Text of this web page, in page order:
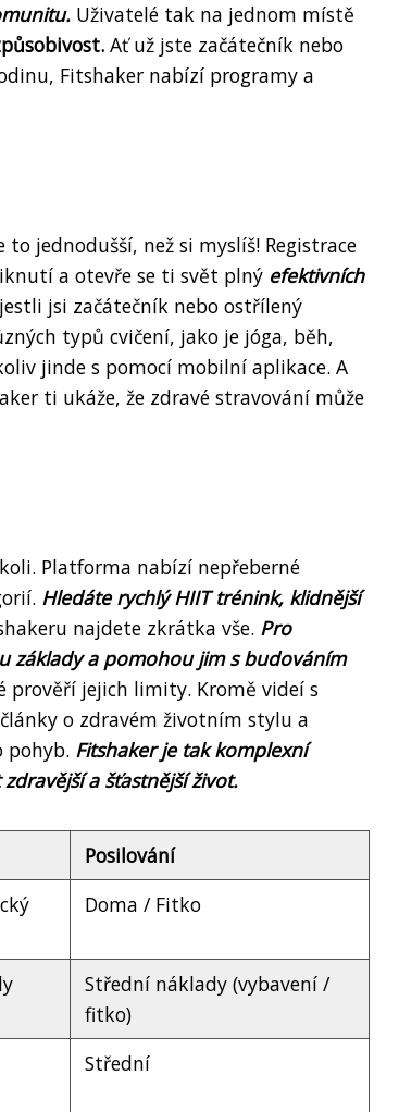
Uživatelé tak na jednom místě
Ať už jste začátečník nebo
Fitshaker nabízí programy a
jednodušší, než si myslíš! Registrace
a otevře se ti svět plný efektivních
jsi začátečník nebo ostřílený
typů cvičení, jako je jóga, běh,
jinde s pomocí mobilní aplikace. A
ti ukáže, že zdravé stravování může
Platforma nabízí nepřeberné
Hledáte rychlý HIIT trénink, klidnější
najdete zkrátka vše. Pro
základy a pomohou jim s budováním
prověří jejich limity. Kromě videí s
o zdravém životním stylu a
pohyb. Fitshaker je tak komplexní
a šťastnější život.
Posilování
Doma / Fitko
Střední náklady (vybavení /
fitko)
Střední